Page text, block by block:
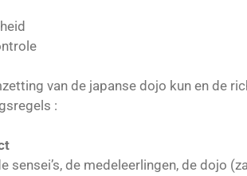
van de japanse dojo kun en de
:
sensei’s, de medeleerlingen, de dojo